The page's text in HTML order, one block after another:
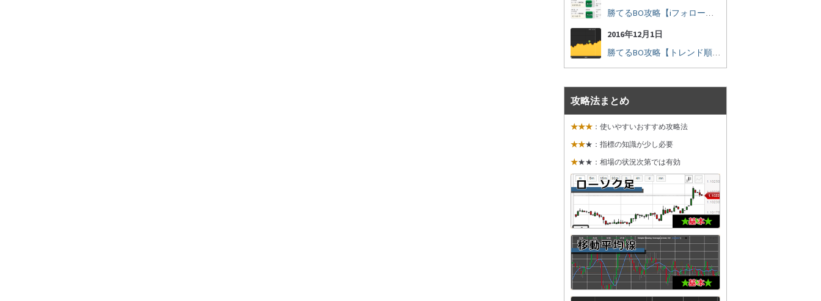
勝てるBO攻略【iフォロー実践16】勝てるトレーダーを見抜く
2016年12月1日
勝てるBO攻略【トレンド順張り実践35】下落からの反発を見極める
攻略法まとめ
★★★ ：使いやすいおすすめ攻略法
★★★：指標の知識が少し必要
★★★：相場の状況次第では有効